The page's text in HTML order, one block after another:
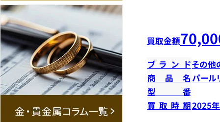
買取金額
ブランドその他
商品名 パール
型番
買取時期2025